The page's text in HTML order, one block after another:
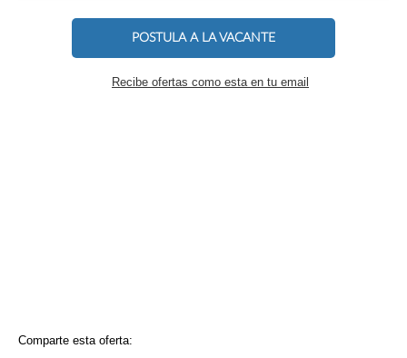
POSTULA A LA VACANTE
Recibe ofertas como esta en tu email
Comparte esta oferta: